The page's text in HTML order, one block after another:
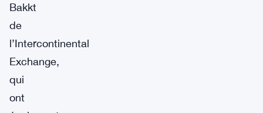
Bakkt
de
l’Intercontinental
Exchange,
qui
ont